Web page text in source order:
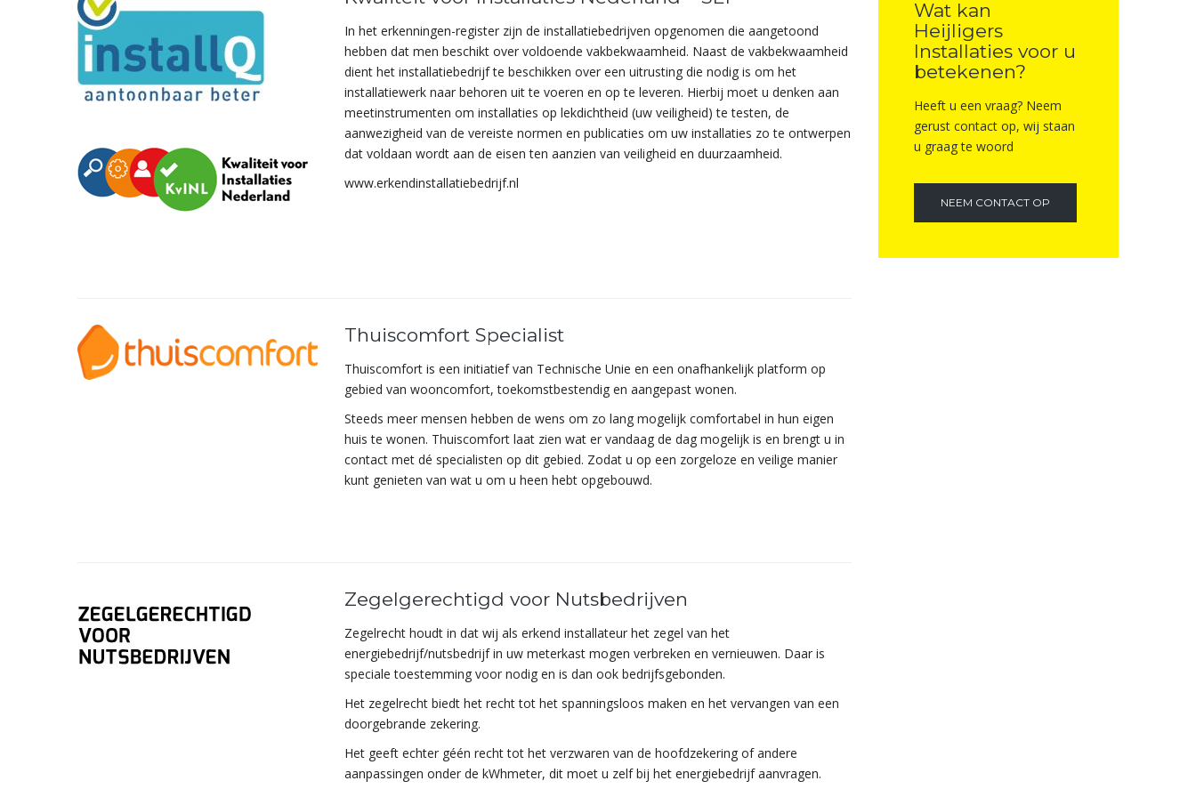
In het erkenningen-register zijn de installatiebedrijven opgenomen die aangetoond
hebben dat men beschikt over voldoende vakbekwaamheid. Naast de vakbekwaamheid
dient het installatiebedrijf te beschikken over een uitrusting die nodig is om het
installatiewerk naar behoren uit te voeren en op te leveren. Hierbij moet u denken aan
meetinstrumenten om installaties op lekdichtheid (uw veiligheid) te testen, de
aanwezigheid van de vereiste normen en publicaties om uw installaties zo te ontwerpen
dat voldaan wordt aan de eisen ten aanzien van veiligheid en duurzaamheid.
www.erkendinstallatiebedrijf.nl
Thuiscomfort Specialist
Thuiscomfort is een initiatief van Technische Unie en een onafhankelijk platform op
gebied van wooncomfort, toekomstbestendig en aangepast wonen.
Steeds meer mensen hebben de wens om zo lang mogelijk comfortabel in hun eigen
huis te wonen. Thuiscomfort laat zien wat er vandaag de dag mogelijk is en brengt u in
contact met dé specialisten op dit gebied. Zodat u op een zorgeloze en veilige manier
kunt genieten van wat u om u heen hebt opgebouwd.
Zegelgerechtigd voor Nutsbedrijven
Zegelrecht houdt in dat wij als erkend installateur het zegel van het
energiebedrijf/nutsbedrijf in uw meterkast mogen verbreken en vernieuwen. Daar is
speciale toestemming voor nodig en is dan ook bedrijfsgebonden.
Het zegelrecht biedt het recht tot het spanningsloos maken en het vervangen van een
doorgebrande zekering.
Het geeft echter géén recht tot het verzwaren van de hoofdzekering of andere
aanpassingen onder de kWhmeter, dit moet u zelf bij het energiebedrijf aanvragen.
Wat kan
Heijligers
Installaties voor u
betekenen?
Heeft u een vraag? Neem
gerust contact op, wij staan
u graag te woord
NEEM CONTACT OP